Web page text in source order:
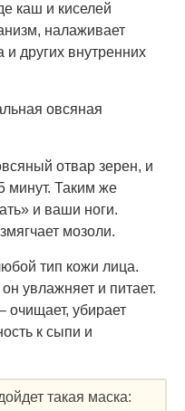
каш и киселей
налаживает
других внутренних
овсяная
отвар зерен, и
минут. Таким же
и ваши ноги.
мозоли.
тип кожи лица.
увлажняет и питает.
убирает
к сыпи и
такая маска: